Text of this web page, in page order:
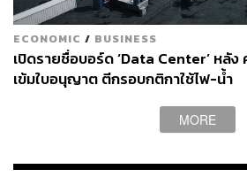
ECONOMIC / BUSINESS
เปิดรายชื่อบอร์ด ‘Data Center’ หลัง
เข้มใบอนุญาต ตีกรอบกติกาใช้ไฟ-น้ำ
MORE